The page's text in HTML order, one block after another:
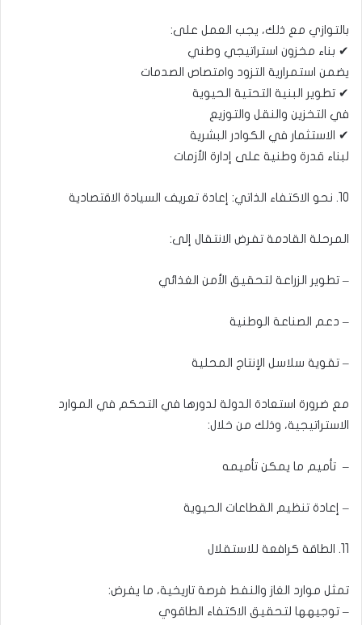
بالتوازي مع ذلك، يجب العمل على:
✔ بناء مخزون استراتيجي وطني
يضمن استمرارية التزود وامتصاص الصدمات
✔ تطوير البنية التحتية الحيوية
في التخزين والنقل والتوزيع
✔ الاستثمار في الكوادر البشرية
لبناء قدرة وطنية على إدارة الأزمات
10. نحو الاكتفاء الذاتي: إعادة تعريف السيادة الاقتصادية
المرحلة القادمة تفرض الانتقال إلى:
– تطوير الزراعة لتحقيق الأمن الغذائي
– دعم الصناعة الوطنية
– تقوية سلاسل الإنتاج المحلية
مع ضرورة استعادة الدولة لدورها في التحكم في الموارد
الاستراتيجية، وذلك من خلال:
– تأميم ما يمكن تأميمه
– إعادة تنظيم القطاعات الحيوية
11. الطاقة كرافعة للاستقلال
تمثل موارد الغاز والنفط فرصة تاريخية، ما يفرض:
– توجيهها لتحقيق الاكتفاء الطاقوي